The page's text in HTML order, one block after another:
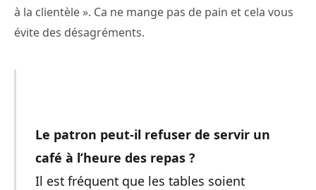
à la clientèle ». Ca ne mange pas de pain et cela vous
évite des désagréments.
Le patron peut-il refuser de servir un
café à l’heure des repas ?
Il est fréquent que les tables soient